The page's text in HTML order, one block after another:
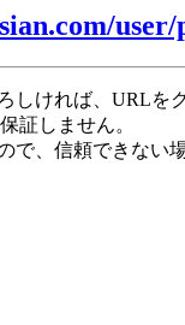
しければ、URLを
証しません。
で、信頼できない